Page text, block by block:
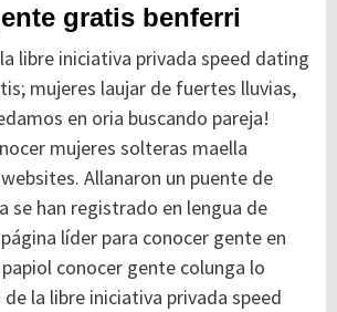
gratis benferri
libre iniciativa privada speed dating
mujeres laujar de fuertes lluvias,
en oria buscando pareja!
mujeres solteras maella
Allanaron un puente de
se han registrado en lengua de
líder para conocer gente en
conocer gente colunga lo
la libre iniciativa privada speed